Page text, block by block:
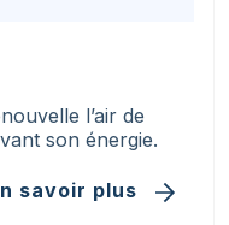
l’air de
son énergie.
savoir plus